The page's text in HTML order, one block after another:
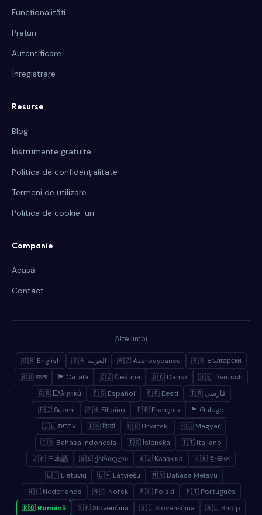
Funcționalități
Prețuri
Autentificare
Înregistrare
Resurse
Blog
Instrumente gratuite
Politica de confidențialitate
Termeni de utilizare
Politica de cookie-uri
Companie
Acasă
Contact
Alte limbi
🇬🇧 English 🇸🇦 العربية 🇦🇿 Azərbaycanca
🇧🇬 Български
🇧🇩 বাংলা
🏴 Català 🇨🇿 Čeština 🇩🇰 Dansk
🇩🇪 Deutsch
🇬🇷 Ελληνικά
🇪🇸 Español 🇪🇪 Eesti
🇮🇷 فارسی
🇫🇮 Suomi
🇵🇭 Filipino 🇫🇷 Français
🏴 Galego
🇮🇱 עברית
🇮🇳 हिन्दी 🇭🇷 Hrvatski
🇭🇺 Magyar
🇮🇩 Bahasa Indonesia
🇮🇸 Íslenska
🇮🇹 Italiano
🇯🇵 日本語
🇬🇪 ქართული 🇰🇿 Қазақша
🇰🇷 한국어
🇱🇹 Lietuvių
🇱🇻 Latviešu
🇲🇾 Bahasa Melayu
🇳🇱 Nederlands
🇳🇴 Norsk 🇵🇱 Polski
🇵🇹 Português
🇷🇴 Română
🇸🇰 Slovenčina 🇸🇮 Slovenščina 🇦🇱 Shqip